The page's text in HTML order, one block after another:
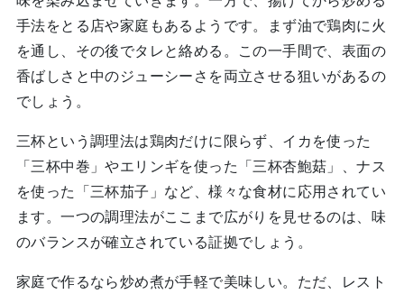
手法をとる店や家庭もあるようです。まず油で鶏肉に火
を通し、その後でタレと絡める。この一手間で、表面の
香ばしさと中のジューシーさを両立させる狙いがあるの
でしょう。
三杯という調理法は鶏肉だけに限らず、イカを使った
「三杯中巻」やエリンギを使った「三杯杏鮑菇」、ナス
を使った「三杯茄子」など、様々な食材に応用されてい
ます。一つの調理法がここまで広がりを見せるのは、味
のバランスが確立されている証拠でしょう。
家庭で作るなら炒め煮が手軽で美味しい。ただ、レスト